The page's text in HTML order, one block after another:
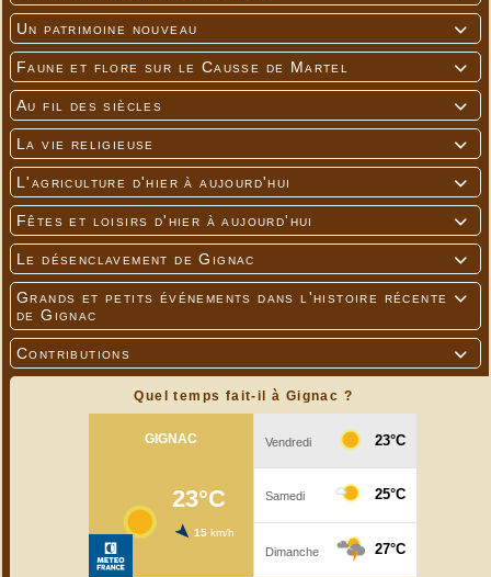

Un patrimoine nouveau

Faune et flore sur le Causse de Martel

Au fil des siècles

La vie religieuse

L'agriculture d'hier à aujourd'hui

Fêtes et loisirs d'hier à aujourd'hui

Le désenclavement de Gignac

Grands et petits événements dans l'histoire récente
de Gignac

Contributions
Quel temps fait-il à Gignac ?